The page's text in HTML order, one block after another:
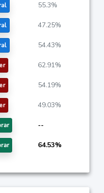
55.3%
47.25%
54.43%
62.91%
54.19%
49.03%
--
64.53%